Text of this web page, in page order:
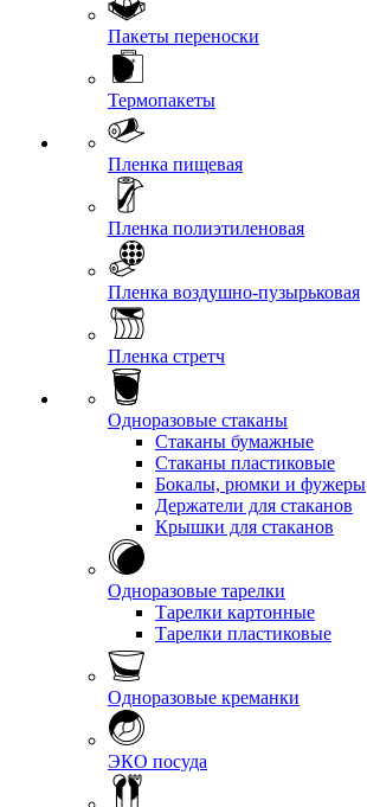
Пакеты переноски
Термопакеты
Пленка пищевая
Пленка полиэтиленовая
Пленка воздушно-пузырьковая
Пленка стретч
Одноразовые стаканы
Стаканы бумажные
Стаканы пластиковые
Бокалы, рюмки и фужеры
Держатели для стаканов
Крышки для стаканов
Одноразовые тарелки
Тарелки картонные
Тарелки пластиковые
Одноразовые креманки
ЭКО посуда